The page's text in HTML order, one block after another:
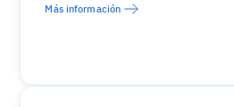
Más información